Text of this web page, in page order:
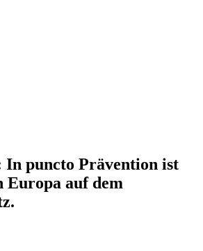
In puncto Prävention ist
Europa auf dem